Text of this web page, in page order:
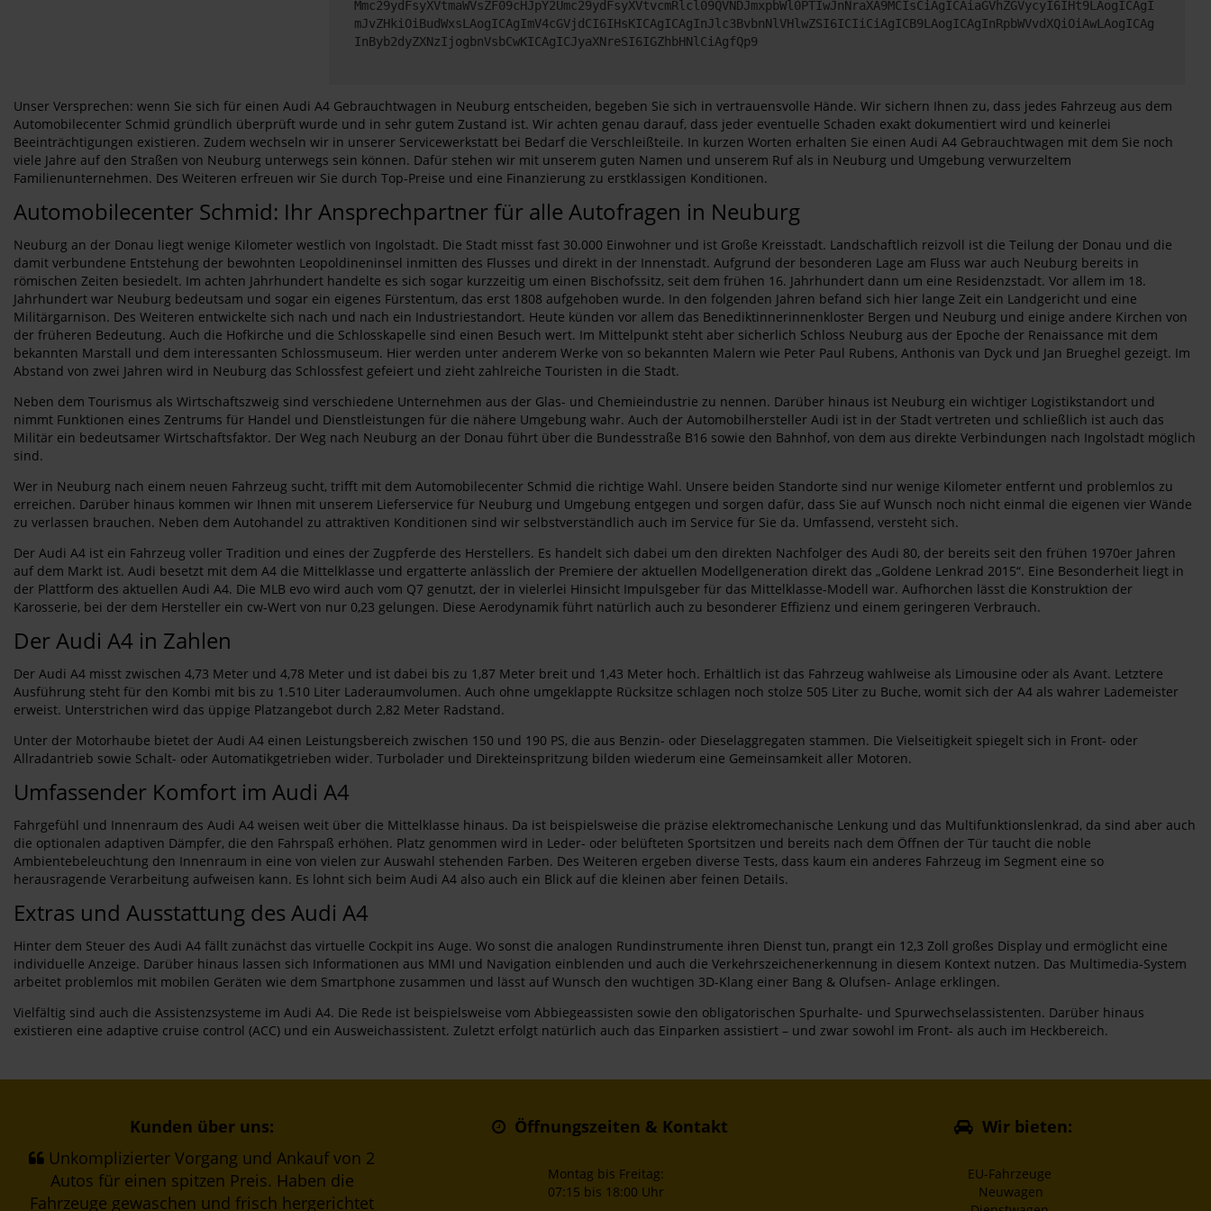
Mmc29ydFsyXVtmaWVsZF09cHJpY2Umc29ydFsyXVtvcmRlcl09QVNDJmxpbWl0PTIwJnNraXA9MCIsCiAgICAiaGVhZGVycyI6IHt9LAogICAgI
mJvZHkiOiBudWxsLAogICAgImV4cGVjdCI6IHsKICAgICAgInJlc3BvbnNlVHlwZSI6ICIiCiAgICB9LAogICAgInRpbWVvdXQiOiAwLAogICAg
InByb2dyZXNzIjogbnVsbCwKICAgICJyaXNreSI6IGZhbHNlCiAgfQp9
Unser Versprechen: wenn Sie sich für einen Audi A4 Gebrauchtwagen in Neuburg entscheiden, begeben Sie sich in vertrauensvolle Hände. Wir sichern Ihnen zu, dass jedes Fahrzeug aus dem
Automobilecenter Schmid gründlich überprüft wurde und in sehr gutem Zustand ist. Wir achten genau darauf, dass jeder eventuelle Schaden exakt dokumentiert wird und keinerlei
Beeinträchtigungen existieren. Zudem wechseln wir in unserer Servicewerkstatt bei Bedarf die Verschleißteile. In kurzen Worten erhalten Sie einen Audi A4 Gebrauchtwagen mit dem Sie noch
viele Jahre auf den Straßen von Neuburg unterwegs sein können. Dafür stehen wir mit unserem guten Namen und unserem Ruf als in Neuburg und Umgebung verwurzeltem
Familienunternehmen. Des Weiteren erfreuen wir Sie durch Top-Preise und eine Finanzierung zu erstklassigen Konditionen.
Automobilecenter Schmid: Ihr Ansprechpartner für alle Autofragen in Neuburg
Neuburg an der Donau liegt wenige Kilometer westlich von Ingolstadt. Die Stadt misst fast 30.000 Einwohner und ist Große Kreisstadt. Landschaftlich reizvoll ist die Teilung der Donau und die
damit verbundene Entstehung der bewohnten Leopoldineninsel inmitten des Flusses und direkt in der Innenstadt. Aufgrund der besonderen Lage am Fluss war auch Neuburg bereits in
römischen Zeiten besiedelt. Im achten Jahrhundert handelte es sich sogar kurzzeitig um einen Bischofssitz, seit dem frühen 16. Jahrhundert dann um eine Residenzstadt. Vor allem im 18.
Jahrhundert war Neuburg bedeutsam und sogar ein eigenes Fürstentum, das erst 1808 aufgehoben wurde. In den folgenden Jahren befand sich hier lange Zeit ein Landgericht und eine
Militärgarnison. Des Weiteren entwickelte sich nach und nach ein Industriestandort. Heute künden vor allem das Benediktinnerinnenkloster Bergen und Neuburg und einige andere Kirchen von
der früheren Bedeutung. Auch die Hofkirche und die Schlosskapelle sind einen Besuch wert. Im Mittelpunkt steht aber sicherlich Schloss Neuburg aus der Epoche der Renaissance mit dem
bekannten Marstall und dem interessanten Schlossmuseum. Hier werden unter anderem Werke von so bekannten Malern wie Peter Paul Rubens, Anthonis van Dyck und Jan Brueghel gezeigt. Im
Abstand von zwei Jahren wird in Neuburg das Schlossfest gefeiert und zieht zahlreiche Touristen in die Stadt.
Neben dem Tourismus als Wirtschaftszweig sind verschiedene Unternehmen aus der Glas- und Chemieindustrie zu nennen. Darüber hinaus ist Neuburg ein wichtiger Logistikstandort und
nimmt Funktionen eines Zentrums für Handel und Dienstleistungen für die nähere Umgebung wahr. Auch der Automobilhersteller Audi ist in der Stadt vertreten und schließlich ist auch das
Militär ein bedeutsamer Wirtschaftsfaktor. Der Weg nach Neuburg an der Donau führt über die Bundesstraße B16 sowie den Bahnhof, von dem aus direkte Verbindungen nach Ingolstadt möglich
sind.
Wer in Neuburg nach einem neuen Fahrzeug sucht, trifft mit dem Automobilecenter Schmid die richtige Wahl. Unsere beiden Standorte sind nur wenige Kilometer entfernt und problemlos zu
erreichen. Darüber hinaus kommen wir Ihnen mit unserem Lieferservice für Neuburg und Umgebung entgegen und sorgen dafür, dass Sie auf Wunsch noch nicht einmal die eigenen vier Wände
zu verlassen brauchen. Neben dem Autohandel zu attraktiven Konditionen sind wir selbstverständlich auch im Service für Sie da. Umfassend, versteht sich.
Der Audi A4 ist ein Fahrzeug voller Tradition und eines der Zugpferde des Herstellers. Es handelt sich dabei um den direkten Nachfolger des Audi 80, der bereits seit den frühen 1970er Jahren
auf dem Markt ist. Audi besetzt mit dem A4 die Mittelklasse und ergatterte anlässlich der Premiere der aktuellen Modellgeneration direkt das „Goldene Lenkrad 2015“. Eine Besonderheit liegt in
der Plattform des aktuellen Audi A4. Die MLB evo wird auch vom Q7 genutzt, der in vielerlei Hinsicht Impulsgeber für das Mittelklasse-Modell war. Aufhorchen lässt die Konstruktion der
Karosserie, bei der dem Hersteller ein cw-Wert von nur 0,23 gelungen. Diese Aerodynamik führt natürlich auch zu besonderer Effizienz und einem geringeren Verbrauch.
Der Audi A4 in Zahlen
Der Audi A4 misst zwischen 4,73 Meter und 4,78 Meter und ist dabei bis zu 1,87 Meter breit und 1,43 Meter hoch. Erhältlich ist das Fahrzeug wahlweise als Limousine oder als Avant. Letztere
Ausführung steht für den Kombi mit bis zu 1.510 Liter Laderaumvolumen. Auch ohne umgeklappte Rücksitze schlagen noch stolze 505 Liter zu Buche, womit sich der A4 als wahrer Lademeister
erweist. Unterstrichen wird das üppige Platzangebot durch 2,82 Meter Radstand.
Unter der Motorhaube bietet der Audi A4 einen Leistungsbereich zwischen 150 und 190 PS, die aus Benzin- oder Dieselaggregaten stammen. Die Vielseitigkeit spiegelt sich in Front- oder
Allradantrieb sowie Schalt- oder Automatikgetrieben wider. Turbolader und Direkteinspritzung bilden wiederum eine Gemeinsamkeit aller Motoren.
Umfassender Komfort im Audi A4
Fahrgefühl und Innenraum des Audi A4 weisen weit über die Mittelklasse hinaus. Da ist beispielsweise die präzise elektromechanische Lenkung und das Multifunktionslenkrad, da sind aber auch
die optionalen adaptiven Dämpfer, die den Fahrspaß erhöhen. Platz genommen wird in Leder- oder belüfteten Sportsitzen und bereits nach dem Öffnen der Tür taucht die noble
Ambientebeleuchtung den Innenraum in eine von vielen zur Auswahl stehenden Farben. Des Weiteren ergeben diverse Tests, dass kaum ein anderes Fahrzeug im Segment eine so
herausragende Verarbeitung aufweisen kann. Es lohnt sich beim Audi A4 also auch ein Blick auf die kleinen aber feinen Details.
Extras und Ausstattung des Audi A4
Hinter dem Steuer des Audi A4 fällt zunächst das virtuelle Cockpit ins Auge. Wo sonst die analogen Rundinstrumente ihren Dienst tun, prangt ein 12,3 Zoll großes Display und ermöglicht eine
individuelle Anzeige. Darüber hinaus lassen sich Informationen aus MMI und Navigation einblenden und auch die Verkehrszeichenerkennung in diesem Kontext nutzen. Das Multimedia-System
arbeitet problemlos mit mobilen Geräten wie dem Smartphone zusammen und lässt auf Wunsch den wuchtigen 3D-Klang einer Bang & Olufsen- Anlage erklingen.
Vielfältig sind auch die Assistenzsysteme im Audi A4. Die Rede ist beispielsweise vom Abbiegeassisten sowie den obligatorischen Spurhalte- und Spurwechselassistenten. Darüber hinaus
existieren eine adaptive cruise control (ACC) und ein Ausweichassistent. Zuletzt erfolgt natürlich auch das Einparken assistiert – und zwar sowohl im Front- als auch im Heckbereich.
Kunden über uns:
Unkomplizierter Vorgang und Ankauf von 2
Autos für einen spitzen Preis. Haben die
Fahrzeuge gewaschen und frisch hergerichtet
Öffnungszeiten & Kontakt
Montag bis Freitag:
07:15 bis 18:00 Uhr
Wir bieten:
EU-Fahrzeuge
Neuwagen